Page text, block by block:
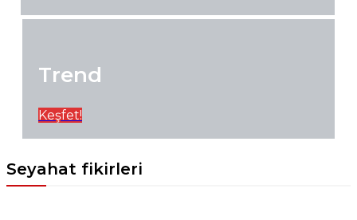
Trend
Keşfet!
Seyahat fikirleri